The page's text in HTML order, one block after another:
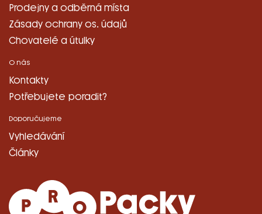
Prodejny a odběrná místa
Zásady ochrany os. údajů
Chovatelé a útulky
O nás
Kontakty
Potřebujete poradit?
Doporučujeme
Vyhledávání
Články